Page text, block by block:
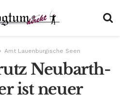
Amt Lauenburgische Seen
Neubarth-
ist neuer